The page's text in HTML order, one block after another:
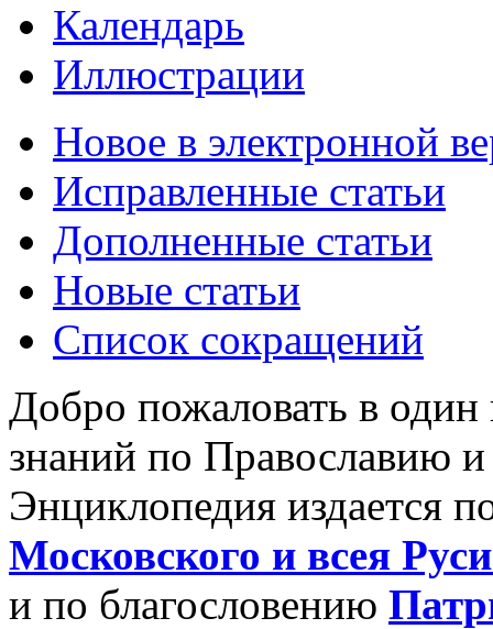
Календарь
Иллюстрации
Новое в электронной
Исправленные статьи
Дополненные статьи
Новые статьи
Список сокращений
Добро пожаловать в
знаний по Православию
Энциклопедия издается
Московского и всея
и по благословению